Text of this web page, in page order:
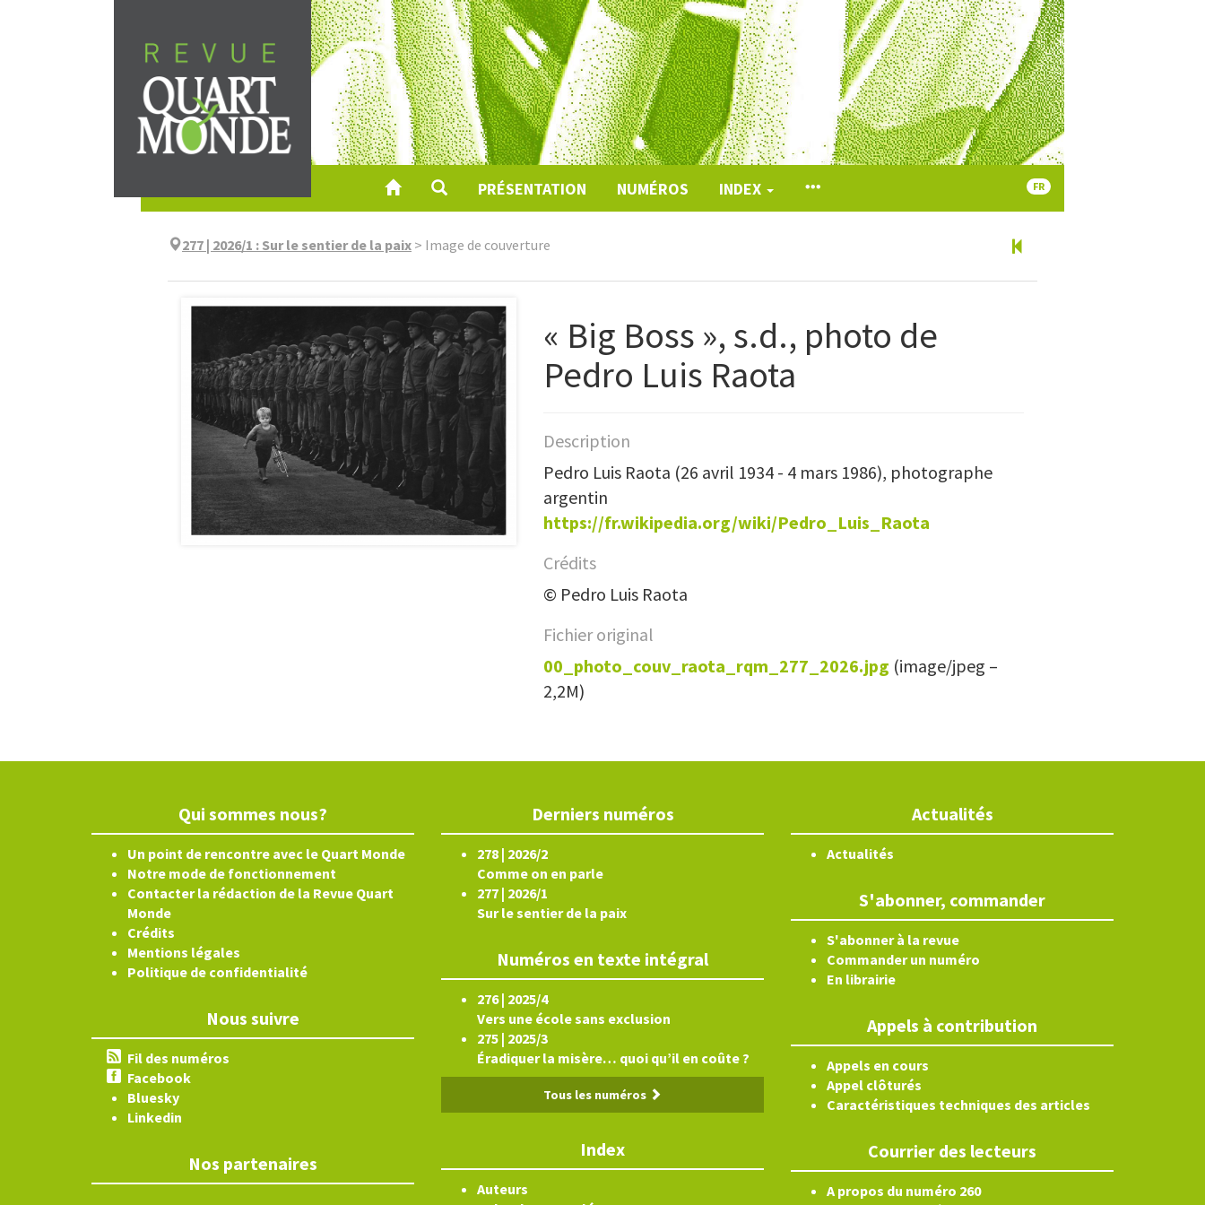
au
contenu
PRÉSENTATION NUMÉROS INDEX FR
277 | 2026/1 : Sur le sentier de la paix > Image de couverture
« Big Boss », s.d., photo de
Pedro Luis Raota
Description
Pedro Luis Raota (26 avril 1934 - 4 mars 1986), photographe
argentin
https://fr.wikipedia.org/wiki/Pedro_Luis_Raota
Crédits
© Pedro Luis Raota
Fichier original
00_photo_couv_raota_rqm_277_2026.jpg (image/jpeg –
2,2M)
Qui sommes nous?
Un point de rencontre avec le Quart Monde
Notre mode de fonctionnement
Contacter la rédaction de la Revue Quart
Monde
Crédits
Mentions légales
Politique de confidentialité
Nous suivre
Fil des numéros
Facebook
Bluesky
Linkedin
Nos partenaires
Derniers numéros
278 | 2026/2
Comme on en parle
277 | 2026/1
Sur le sentier de la paix
Numéros en texte intégral
276 | 2025/4
Vers une école sans exclusion
275 | 2025/3
Éradiquer la misère… quoi qu’il en coûte ?
Tous les numéros
Index
Auteurs
Actualités
Actualités
S'abonner, commander
S'abonner à la revue
Commander un numéro
En librairie
Appels à contribution
Appels en cours
Appel clôturés
Caractéristiques techniques des articles
Courrier des lecteurs
A propos du numéro 260